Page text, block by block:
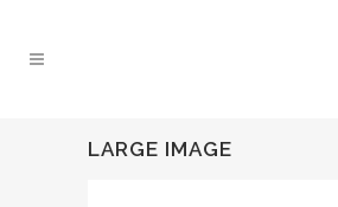
LARGE IMAGE